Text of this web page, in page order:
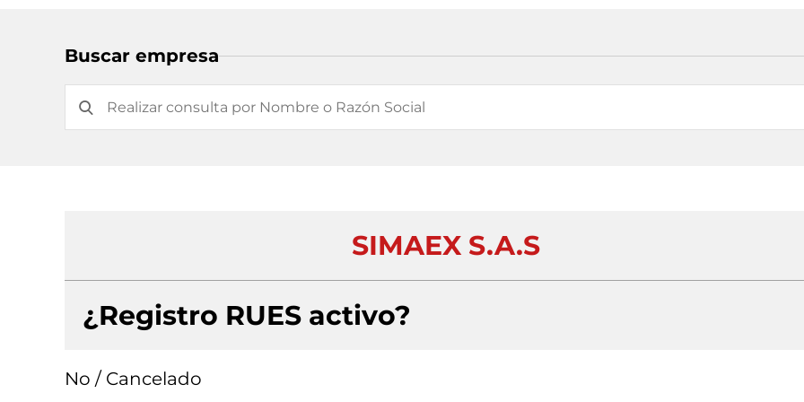
Buscar empresa
SIMAEX S.A.S
¿Registro RUES activo?
No / Cancelado